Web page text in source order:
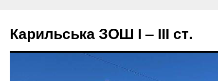
вмісту
Карильська ЗОШ І – ІІІ ст.